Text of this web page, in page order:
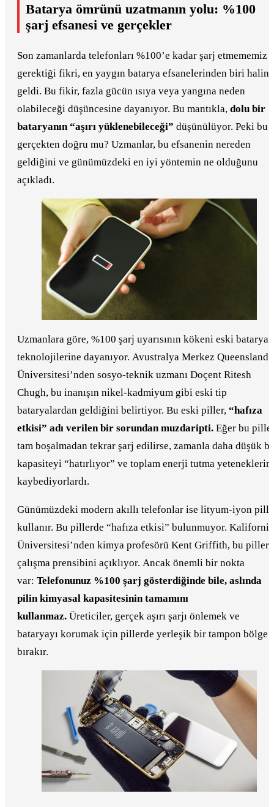
Batarya ömrünü uzatmanın yolu: %100
şarj efsanesi ve gerçekler
Son zamanlarda telefonları %100’e kadar şarj etmememiz
gerektiği fikri, en yaygın batarya efsanelerinden biri haline
geldi. Bu fikir, fazla gücün ısıya veya yangına neden
olabileceği düşüncesine dayanıyor. Bu mantıkla, dolu bir
bataryanın “aşırı yüklenebileceği” düşünülüyor. Peki bu
gerçekten doğru mu? Uzmanlar, bu efsanenin nereden
geldiğini ve günümüzdeki en iyi yöntemin ne olduğunu
açıkladı.
Uzmanlara göre, %100 şarj uyarısının kökeni eski batarya
teknolojilerine dayanıyor. Avustralya Merkez Queensland
Üniversitesi’nden sosyo-teknik uzmanı Doçent Ritesh
Chugh, bu inanışın nikel-kadmiyum gibi eski tip
bataryalardan geldiğini belirtiyor. Bu eski piller, “hafıza
etkisi” adı verilen bir sorundan muzdaripti. Eğer bu
tam boşalmadan tekrar şarj edilirse, zamanla daha düşük
kapasiteyi “hatırlıyor” ve toplam enerji tutma yeteneklerini
kaybediyorlardı.
Günümüzdeki modern akıllı telefonlar ise lityum-iyon
kullanır. Bu pillerde “hafıza etkisi” bulunmuyor.
Üniversitesi’nden kimya profesörü Kent Griffith, bu
çalışma prensibini açıklıyor. Ancak önemli bir nokta
var: Telefonunuz %100 şarj gösterdiğinde bile, aslında
pilin kimyasal kapasitesinin tamamını
kullanmaz. Üreticiler, gerçek aşırı şarjı önlemek ve
bataryayı korumak için pillerde yerleşik bir tampon bölge
bırakır.